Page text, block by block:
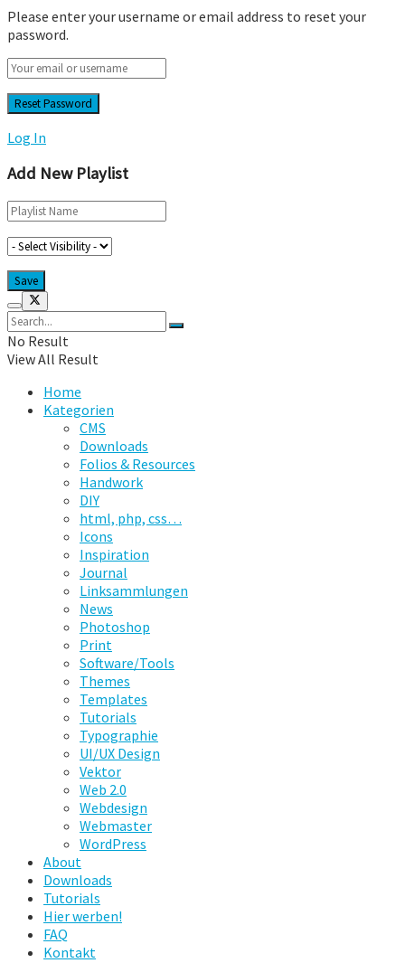
Please enter your username or email address to reset your
password.
Log In
Add New Playlist
No Result
View All Result
Home
Kategorien
CMS
Downloads
Folios & Resources
Handwork
DIY
html, php, css…
Icons
Inspiration
Journal
Linksammlungen
News
Photoshop
Print
Software/Tools
Themes
Templates
Tutorials
Typographie
UI/UX Design
Vektor
Web 2.0
Webdesign
Webmaster
WordPress
About
Downloads
Tutorials
Hier werben!
FAQ
Kontakt